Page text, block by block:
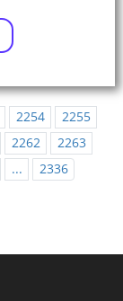
2254
2255
2262
2263
... 2336